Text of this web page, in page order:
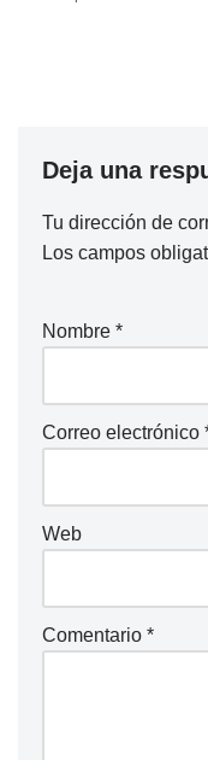
Deja una
Tu dirección de
Los campos
Nombre *
Correo electrónico
Web
Comentario *